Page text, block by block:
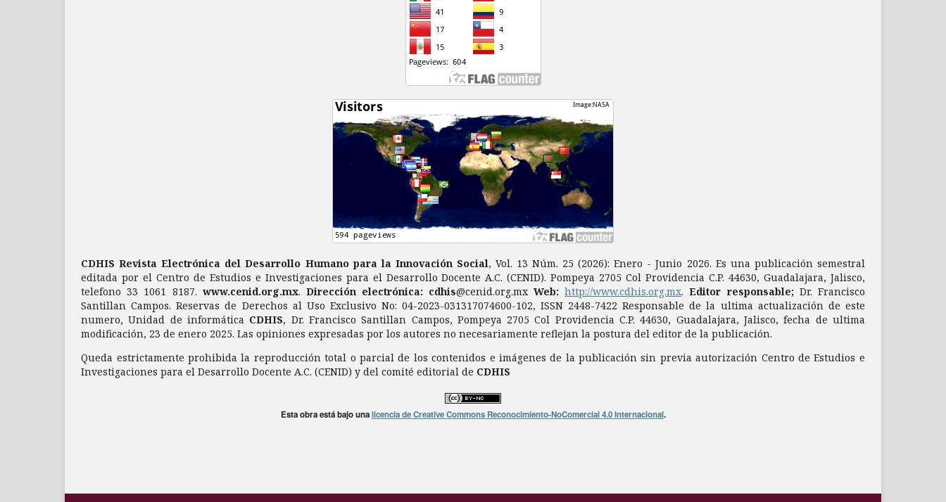
CDHIS Revista Electrónica del Desarrollo Humano para la Innovación Social, Vol. 13 Núm. 25 (2026): Enero - Junio 2026. Es una publicación semestral
editada por el Centro de Estudios e Investigaciones para el Desarrollo Docente A.C. (CENID). Pompeya 2705 Col Providencia C.P. 44630, Guadalajara, Jalisco,
telefono 33 1061 8187. www.cenid.org.mx. Dirección electrónica: cdhis@cenid.org.mxWeb: http://www.cdhis.org.mx. Editor responsable;Dr. Francisco
Santillan Campos. Reservas de Derechos al Uso Exclusivo No: 04-2023-031317074600-102, ISSN 2448-7422 Responsable de la ultima actualización de este
numero, Unidad de informática CDHIS, Dr. Francisco Santillan Campos, Pompeya 2705 Col Providencia C.P. 44630, Guadalajara, Jalisco, fecha de ultima
modificación, 23 de enero 2025. Las opiniones expresadas por los autores no necesariamente reflejan la postura del editor de la publicación.
Queda estrictamente prohibida la reproducción total o parcial de los contenidos e imágenes de la publicación sin previa autorización Centro de Estudios e
Investigaciones para el Desarrollo Docente A.C. (CENID) y del comité editorial de CDHIS
Esta obra está bajo unalicencia de Creative Commons Reconocimiento-NoComercial 4.0 Internacional.